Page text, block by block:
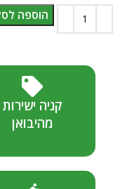
הוספה
קניה ישירות
מהיבואן